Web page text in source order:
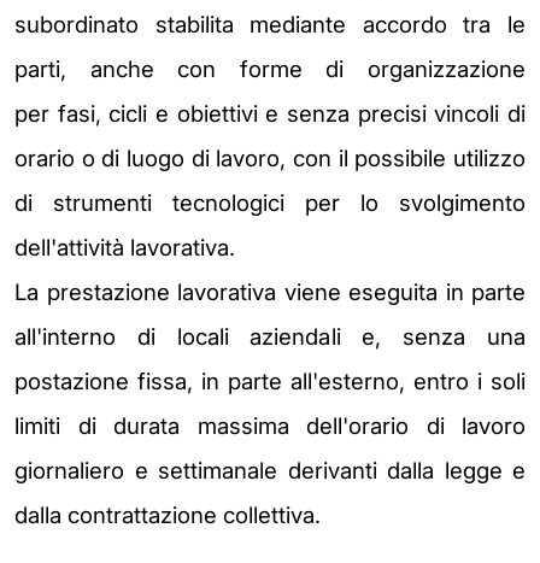
subordinato stabilita mediante accordo tra le
parti, anche con forme di organizzazione
per fasi, cicli e obiettivi e senza precisi vincoli di
orario o di luogo di lavoro, con il possibile utilizzo
di strumenti tecnologici per lo svolgimento
dell'attività lavorativa.
La prestazione lavorativa viene eseguita in parte
all'interno di locali aziendali e, senza una
postazione fissa, in parte all'esterno, entro i soli
limiti di durata massima dell'orario di lavoro
giornaliero e settimanale derivanti dalla legge e
dalla contrattazione collettiva.